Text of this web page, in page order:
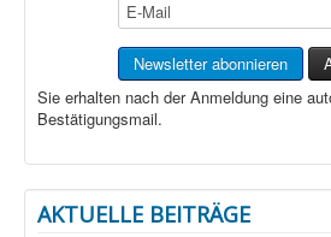
Sie erhalten nach der Anmeldung eine
Bestätigungsmail.
AKTUELLE BEITRÄGE